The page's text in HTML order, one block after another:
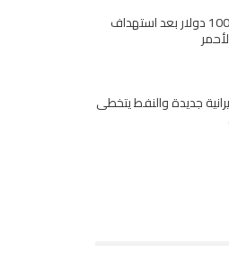
سعر النفط تجاوز 100 دولار بعد استهداف
جديدة والنفط يتخطى